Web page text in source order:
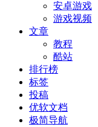
安卓游戏
游戏视频
文章
教程
酷站
排行榜
标签
投稿
优软文档
极简导航